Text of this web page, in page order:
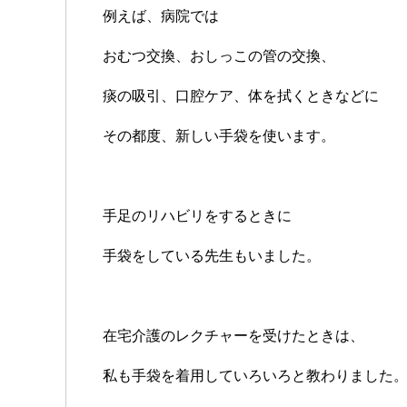
例えば、病院では
おむつ交換、おしっこの管の交換、
痰の吸引、口腔ケア、体を拭くときなどに
その都度、新しい手袋を使います。
手足のリハビリをするときに
手袋をしている先生もいました。
在宅介護のレクチャーを受けたときは、
私も手袋を着用していろいろと教わりました。